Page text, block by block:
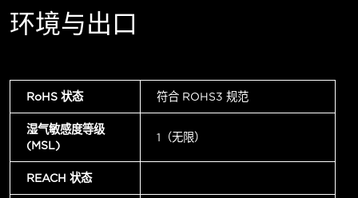
环境与出口
RoHS 状态 符合 ROHS3 规范
湿气敏感度等级
(MSL)
1（无限）
REACH 状态